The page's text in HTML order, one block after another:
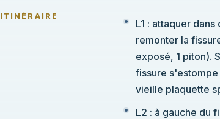
ITINÉRAIRE
L1 : attaquer
remonter la
exposé, 1 piton).
fissure s'estompe
vieille plaquette
L2 : à gauche du